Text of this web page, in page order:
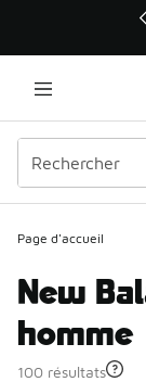
Ce lien ouvrira
Page d'accueil
New
homme
100 résultats